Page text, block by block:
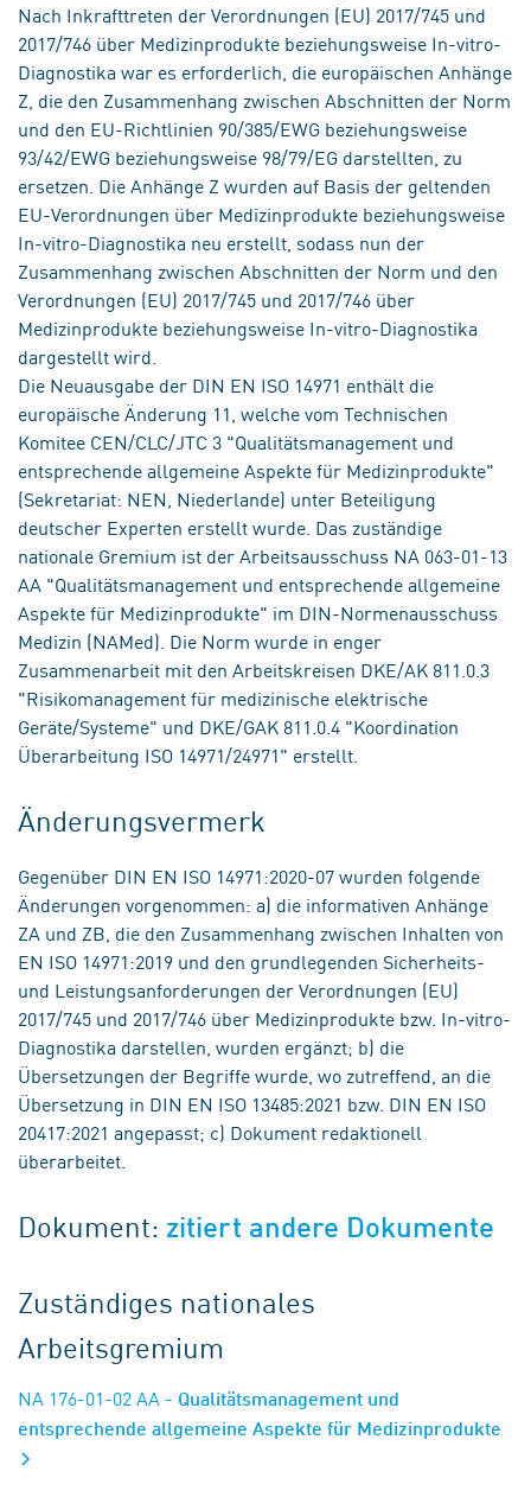
Nach Inkrafttreten der Verordnungen (EU) 2017/745 und
2017/746 über Medizinprodukte beziehungsweise In-vitro-
Diagnostika war es erforderlich, die europäischen Anhänge
Z, die den Zusammenhang zwischen Abschnitten der Norm
und den EU-Richtlinien 90/385/EWG beziehungsweise
93/42/EWG beziehungsweise 98/79/EG darstellten, zu
ersetzen. Die Anhänge Z wurden auf Basis der geltenden
EU-Verordnungen über Medizinprodukte beziehungsweise
In-vitro-Diagnostika neu erstellt, sodass nun der
Zusammenhang zwischen Abschnitten der Norm und den
Verordnungen (EU) 2017/745 und 2017/746 über
Medizinprodukte beziehungsweise In-vitro-Diagnostika
dargestellt wird.
Die Neuausgabe der DIN EN ISO 14971 enthält die
europäische Änderung 11, welche vom Technischen
Komitee CEN/CLC/JTC 3 "Qualitätsmanagement und
entsprechende allgemeine Aspekte für Medizinprodukte"
(Sekretariat: NEN, Niederlande) unter Beteiligung
deutscher Experten erstellt wurde. Das zuständige
nationale Gremium ist der Arbeitsausschuss NA 063-01-13
AA "Qualitätsmanagement und entsprechende allgemeine
Aspekte für Medizinprodukte" im DIN-Normenausschuss
Medizin (NAMed). Die Norm wurde in enger
Zusammenarbeit mit den Arbeitskreisen DKE/AK 811.0.3
"Risikomanagement für medizinische elektrische
Geräte/Systeme" und DKE/GAK 811.0.4 "Koordination
Überarbeitung ISO 14971/24971" erstellt.
Änderungsvermerk
Gegenüber DIN EN ISO 14971:2020-07 wurden folgende
Änderungen vorgenommen: a) die informativen Anhänge
ZA und ZB, die den Zusammenhang zwischen Inhalten von
EN ISO 14971:2019 und den grundlegenden Sicherheits-
und Leistungsanforderungen der Verordnungen (EU)
2017/745 und 2017/746 über Medizinprodukte bzw. In-vitro-
Diagnostika darstellen, wurden ergänzt; b) die
Übersetzungen der Begriffe wurde, wo zutreffend, an die
Übersetzung in DIN EN ISO 13485:2021 bzw. DIN EN ISO
20417:2021 angepasst; c) Dokument redaktionell
überarbeitet.
Dokument: zitiert andere Dokumente
Zuständiges nationales
Arbeitsgremium
NA 176-01-02 AA - Qualitätsmanagement und
entsprechende allgemeine Aspekte für Medizinprodukte